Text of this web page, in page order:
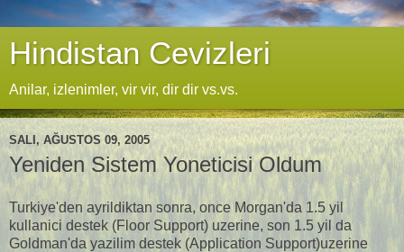
Hindistan Cevizleri
Anilar, izlenimler, vir vir, dir dir vs.vs.
SALI, AĞUSTOS 09, 2005
Yeniden Sistem Yoneticisi Oldum
Turkiye'den ayrildiktan sonra, once Morgan'da 1.5 yil
kullanici destek (Floor Support) uzerine, son 1.5 yil da
Goldman'da yazilim destek (Application Support)uzerine